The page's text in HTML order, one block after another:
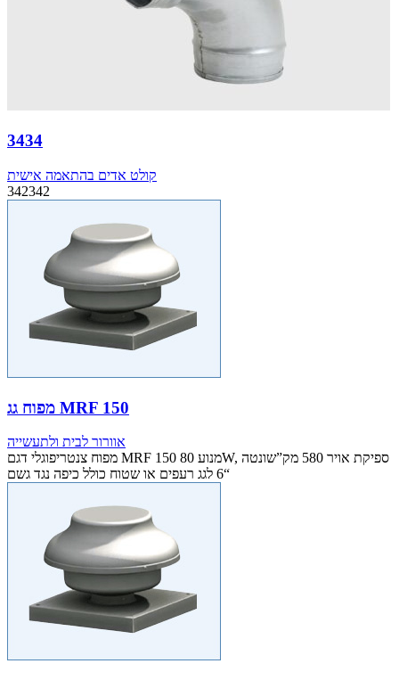
3434
קולט אדים בהתאמה אישית
342342
מפוח גג MRF 150
אוורור לבית ולתעשייה
מפוח צנטריפוגלי דגם MRF 150 מנוע 80W, ספיקת אויר 580 מק”שונטה
“6 לגג רעפים או שטוח כולל כיפה נגד גשם